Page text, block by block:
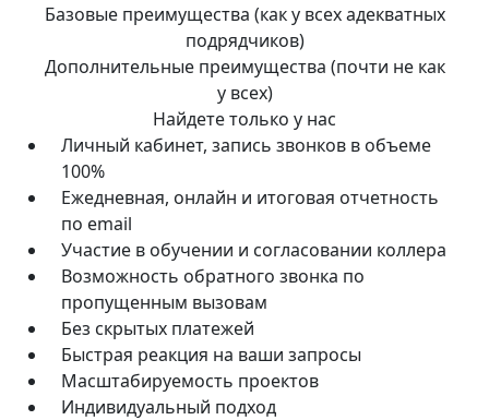
Базовые преимущества (как у всех адекватных
подрядчиков)
Дополнительные преимущества (почти не как
у всех)
Найдете только у нас
Личный кабинет, запись звонков в объеме
100%
Ежедневная, онлайн и итоговая отчетность
по email
Участие в обучении и согласовании коллера
Возможность обратного звонка по
пропущенным вызовам
Без скрытых платежей
Быстрая реакция на ваши запросы
Масштабируемость проектов
Индивидуальный подход